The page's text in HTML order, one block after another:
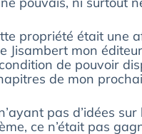
propriété était une
Jisambert mon
de pouvoir
de mon
pas d’idées
ce n’était pas